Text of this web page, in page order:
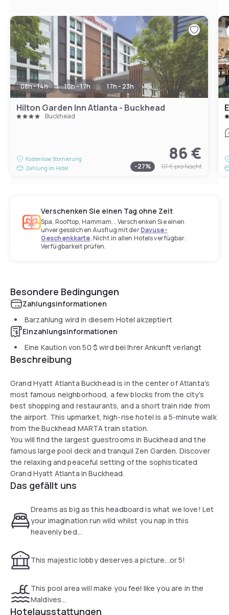
08h - 14h 10h - 17h 17h - 23h
Hilton Garden Inn Atlanta - Buckhead
Buckhead
Kostenlose Stornierung
Zahlung im Hotel
86 €
-27% 117 €pro Nacht
Verschenken Sie einen Tag ohne Zeit
Spa, Rooftop, Hammam... Verschenken Sie einen
unvergesslichen Ausflug mit derDayuse-
Geschenkkarte. Nicht in allen Hotels verfügbar.
Verfügbarkeit prüfen.
Besondere Bedingungen
Zahlungsinformationen
Barzahlung wird in diesem Hotel akzeptiert
Einzahlungsinformationen
Eine Kaution von50 $ wird bei Ihrer Ankunft verlangt
Beschreibung
Grand Hyatt Atlanta Buckhead is in the center of Atlanta's
most famous neighborhood, a few blocks from the city's
best shopping and restaurants, and a short train ride from
the airport. This upmarket, high-rise hotel is a 5-minute walk
from the Buckhead MARTA train station.
You will find the largest guestrooms in Buckhead and the
famous large pool deck and tranquil Zen Garden. Discover
the relaxing and peaceful setting of the sophisticated
Grand Hyatt Atlanta in Buckhead.
Das gefällt uns
Dreams as big as this headboard is what we love! Let
your imagination run wild whilst you nap in this
heavenly bed...
This majestic lobby deserves a picture...or 5!
This pool area will make you feel like you are in the
Maldives...
Hotelausstattungen